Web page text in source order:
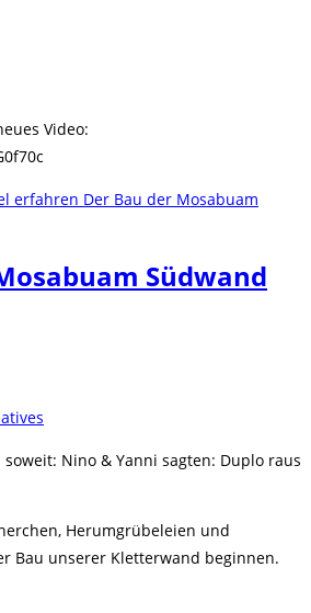
Video:
Südwand
Nino & Yanni sagten: Duplo raus
Herumgrübeleien und
Bau unserer Kletterwand beginnen.